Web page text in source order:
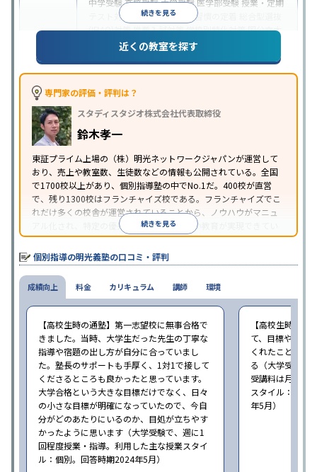
続きを見る
中学受験高校受験大学受験 医学部受験 授業・定期
テスト対策
内申点対策 学習習慣の定着
(旧AO)対策推薦入試対策学校別特化対策国公立大
私大対策共通テスト対策
英語・英会話特化
特徴
中高一貫校生に対応
の振替可能 不登校生に対応
を利用オンライン対応1科目から受講可能
習のみの受講可
り
※2023年3月調査。小学校高学年の個別指導塾アンケート調査方法を参
近くの教室を探す
専門家の評価・評判は？
スタディスタジオ株式会社代表取締役
鈴木孝一
東証プライム上場の（株）明光ネットワークジャパンが運営して
おり、売上や教室数、生徒数などの情報も公開されている。全国
で1700校以上があり、個別指導塾の中でNo.1だ。400校が直営
で、残り1300校はフランチャイズ校である。フランチャイズでこ
れだけ多くの校舎が運営されていることから、ノウハウがマニュ
アル化され、特定の優秀な人材に依存しない教育が実現できてい
ることが推測される。
続きを見る
個別指導の明光義塾の口コミ・評判
成績向上
【高校生時の通塾】第一志望校に無事合格で
きました。当時、大学生だった先生の丁寧な
指導や宿題の出し方が自分に合っていまし
た。塾長のサポートも手厚く、1対1で接して
くださるところも良かったと思っています。
大学合格という大きな目標だけでなく、日々
の小さな目標が明確になっていたので、今自
分がどのあたりにいるのか、目処が立ちやす
かったように思います（大学受験で、週に1
回程度授業・指導。利用した主な授業スタイ
ル：個別。回答時期2024年5月）
【高校生時の通
て、目標や勉強
くれたことが、
る（大学受験で
受講料は月
スタイル：個別
年5月）
料金 カリキュラム 講師 環境